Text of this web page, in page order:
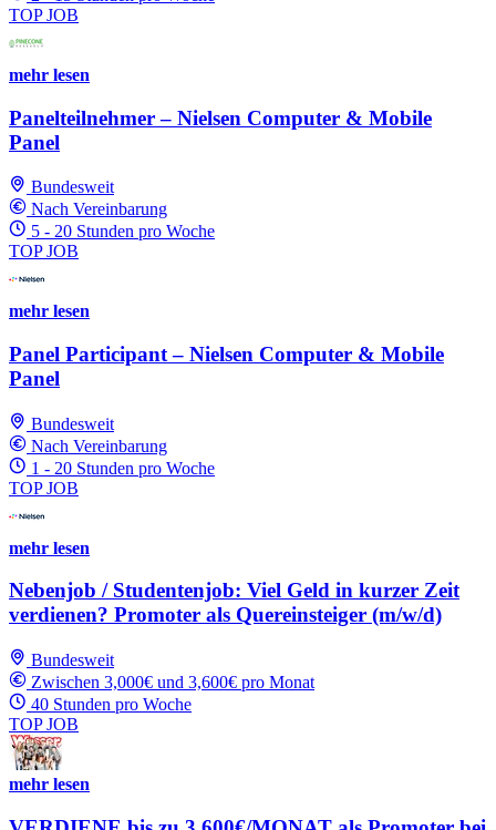
TOP JOB
mehr lesen
Panelteilnehmer – Nielsen Computer & Mobile
Panel
Bundesweit
Nach Vereinbarung
5 - 20 Stunden pro Woche
TOP JOB
mehr lesen
Panel Participant – Nielsen Computer & Mobile
Panel
Bundesweit
Nach Vereinbarung
1 - 20 Stunden pro Woche
TOP JOB
mehr lesen
Nebenjob / Studentenjob: Viel Geld in kurzer Zeit
verdienen? Promoter als Quereinsteiger (m/w/d)
Bundesweit
Zwischen 3,000€ und 3,600€ pro Monat
40 Stunden pro Woche
TOP JOB
mehr lesen